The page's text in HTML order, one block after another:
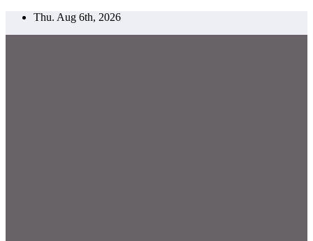
Skip
Thu. Aug 6th, 2026